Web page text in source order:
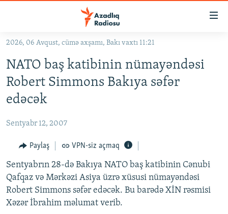
Əsas
qayıt
Əsas
naviqasiyaya
qayıt
KORRUPSIOMETR
FƏRQƏ BAX
QANUNI DOĞRU
ARAŞDIRMA
MULTIMEDIA
VIDEO
RADIO ARXIV
2026, 06 Avqust, cümə axşamı, Bakı vaxtı 11:21
NATO baş katibinin nümayəndəsi
Robert Simmons Bakıya səfər
edəcək
Sentyabr 12, 2007
Paylaş VPN-siz açmaq
Sentyabrın 28-də Bakıya NATO baş katibinin Cənubi
Qafqaz və Mərkəzi Asiya üzrə xüsusi nümayəndəsi
Robert Simmons səfər edəcək. Bu barədə XİN rəsmisi
Xəzər İbrahim məlumat verib.